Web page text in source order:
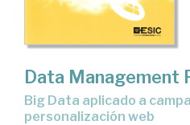
Data Management
Big Data aplicado a campañas online, audiencias y
personalización web